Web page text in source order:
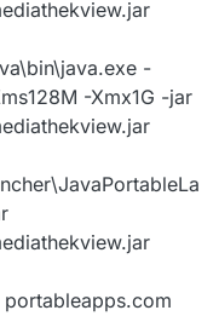
-
-Xmx1G -jar